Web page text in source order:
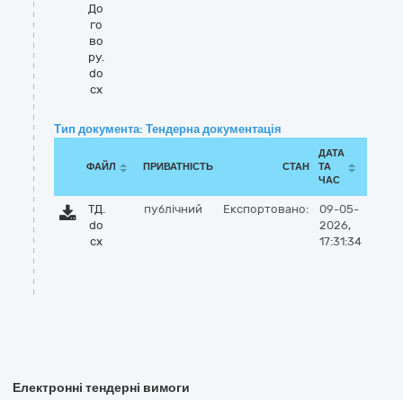
До
го
во
ру.
do
cx
Тип документа: Тендерна документація
ФАЙЛ ПРИВАТНІСТЬ СТАН
ДАТА
ТА
ЧАС
ТД.
do
cx
публічний Експортовано:
09-05-
2026,
17:31:34
Електронні тендерні вимоги